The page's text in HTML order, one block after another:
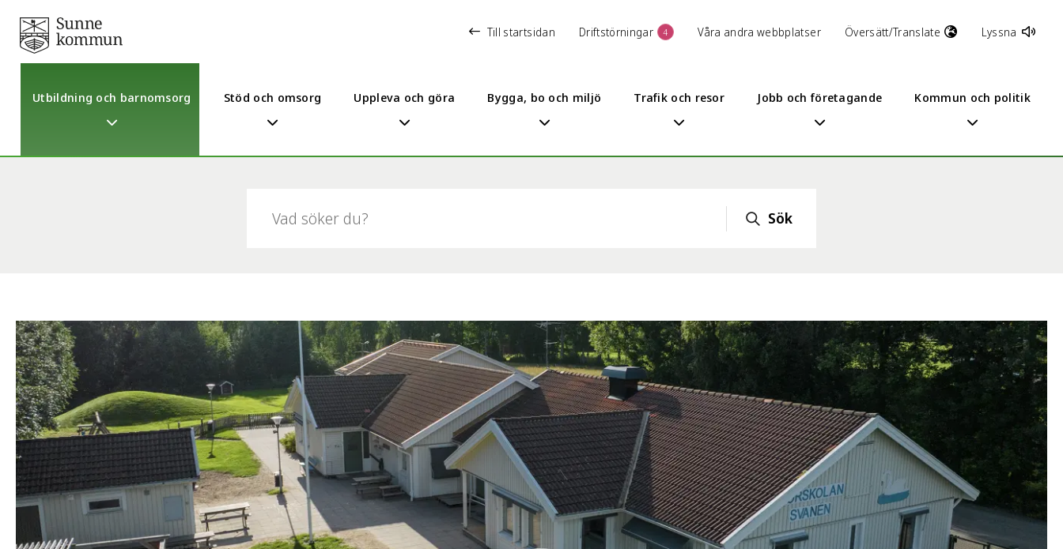
Till startsidan Driftstörningar 4 Våra andra webbplatser Översätt/Translate Lyssna
Utbildning och barnomsorg Stöd och omsorg Uppleva och göra Bygga, bo och miljö Trafik och resor Jobb och företagande Kommun och politik
Sök